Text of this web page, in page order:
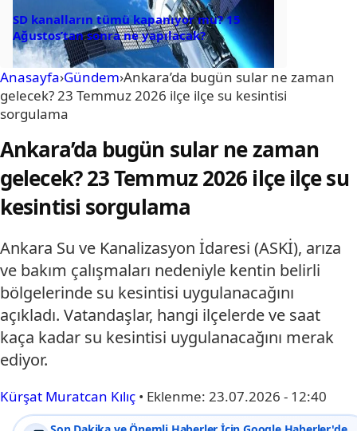
SD kanalların tümü kapanıyor mu? 15
Ağustos’tan sonra ne yapılacak?
Anasayfa›Gündem›Ankara’da bugün sular ne zaman
gelecek? 23 Temmuz 2026 ilçe ilçe su kesintisi
sorgulama
Ankara’da bugün sular ne zaman
gelecek? 23 Temmuz 2026 ilçe ilçe su
kesintisi sorgulama
Ankara Su ve Kanalizasyon İdaresi (ASKİ), arıza
ve bakım çalışmaları nedeniyle kentin belirli
bölgelerinde su kesintisi uygulanacağını
açıkladı. Vatandaşlar, hangi ilçelerde ve saat
kaça kadar su kesintisi uygulanacağını merak
ediyor.
Kürşat Muratcan Kılıç • Eklenme: 23.07.2026 - 12:40